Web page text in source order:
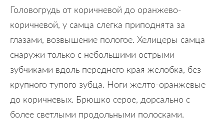
Головогрудь от коричневой до оранжево-
коричневой, у самца слегка приподнята за
глазами, возвышение пологое. Хелицеры самца
снаружи только с небольшими острыми
зубчиками вдоль переднего края желобка, без
крупного тупого зубца. Ноги желто-оранжевые
до коричневых. Брюшко серое, дорсально с
более светлыми продольными полосками.